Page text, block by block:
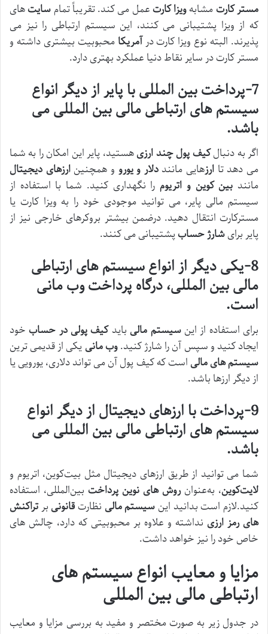
مستر کارتمشابهویزا کارتعمل می کند. تقریباً تمامسایتهای
که از ویزا پشتیبانی می کنند، این سیستم ارتباطی را نیز می
پذیرند. البته نوع ویزا کارت در آمریکا محبوبیت بیشتری داشته و
مستر کارت در سایر نقاط دنیا عملکرد بهتری دارد.
7-پرداخت بین المللی با پایر از دیگر انواع
سیستم های ارتباطی مالی بین المللی می
باشد.
اگر به دنبالکیف پول چند ارزیهستید، پایر این امکان را به شما
می دهد تا ارزهایی ماننددلار و یورو و همچنینارزهای دیجیتال
مانند بین کوین و اتریومرا نگهداری کنید. شما با استفاده از
سیستم مالی پایر، می توانید موجودی خود را به ویزا کارت یا
مسترکارت انتقال دهید. درضمن بیشتر بروکرهای خارجی نیز از
پایر برایشارژ حسابپشتیبانی می‌ کنند.
8-یکی دیگر از انواع سیستم های ارتباطی
مالی بین المللی، درگاه پرداخت وب مانی
است.
برای استفاده از اینسیستم مالی بایدکیف پولی در حسابخود
ایجاد کنید و سپس آن را شارژ کنید.وب مانی یکی از قدیمی ترین
سیستم های مالی است که کیف پول آن می تواند دلاری، یورویی یا
از دیگر ارزها باشد.
9-پرداخت با ارزهای دیجیتال از دیگر انواع
سیستم های ارتباطی مالی بین المللی می
باشد.
شما می توانید از طریق ارزهای دیجیتال مثل بیت‌کوین، اتریوم و
لایت‌کوین، به‌عنوانروش‌ های نوین پرداخت بین‌المللی، استفاده
کنید.لازم است بدانید این سیستم مالی نظارتقانونی برتراکنش
های رمز ارزی نداشته و علاوه بر محبوبیتی که دارد، چالش های
خاص خود را نیز خواهد داشت.
مزایا و معایب انواع سیستم های
ارتباطی مالی بین المللی
در جدول زیر به صورت مختصر و مفید به بررسی مزایا و معایب